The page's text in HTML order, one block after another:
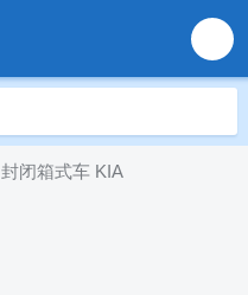
封闭箱式车 KIA